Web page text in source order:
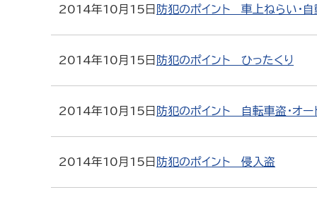
2014年10月15日 防犯のポイント 車上ねらい・自
2014年10月15日 防犯のポイント ひったくり
2014年10月15日 防犯のポイント 自転車盗・オー
2014年10月15日 防犯のポイント 侵入盗